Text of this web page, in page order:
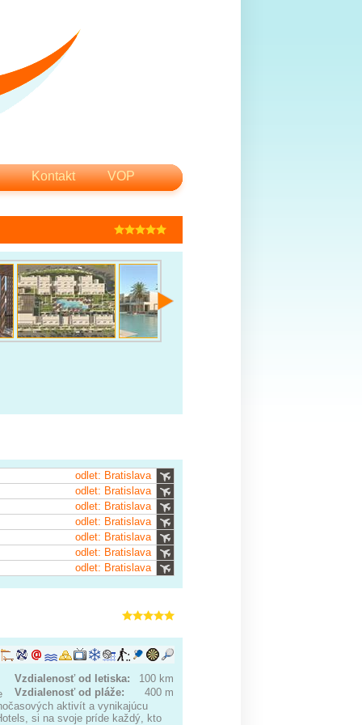
Kontakt VOP
odlet: Bratislava
odlet: Bratislava
odlet: Bratislava
odlet: Bratislava
odlet: Bratislava
odlet: Bratislava
odlet: Bratislava
Vzdialenosť od letiska:
100 km
Vzdialenosť od pláže:
400 m
aktivít a vynikajúcu
si na svoje príde každý, kto